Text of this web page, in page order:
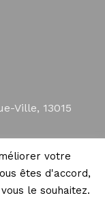
Ville, 13015
votre
êtes d'accord,
le souhaitez.